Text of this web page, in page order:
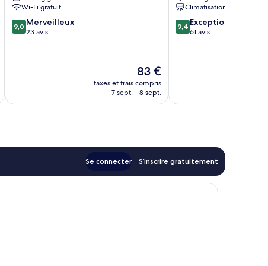
Wi-Fi gratuit
9.0
sur
9,0 Merveilleux
23 avis
Le
nouveau
prix
83 €
taxes et frais compris
7 sept. - 8 sept.
Climatisation
9.4
sur
9,4 Exceptionnel
61 avis
Se connecter S’inscrire gratuitement